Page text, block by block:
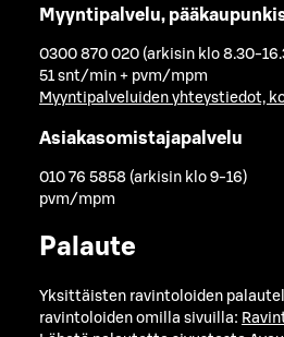
Myyntipalvelu,
0300 870 020 (arkisin klo 8.30-
51 snt/min + pvm/mpm
Myyntipalveluiden yhteystiedot,
Asiakasomistajapalvelu
010 76 5858 (arkisin klo 9-16)
pvm/mpm
Palaute
Yksittäisten ravintoloiden
ravintoloiden omilla sivuilla: